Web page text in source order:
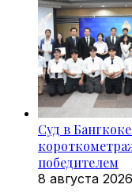
Суд в
победителем
8 августа 2026